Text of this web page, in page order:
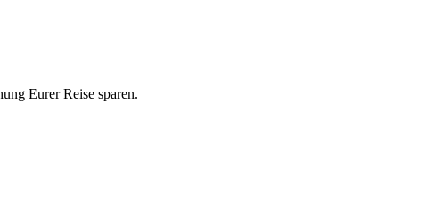
Eurer Reise sparen.